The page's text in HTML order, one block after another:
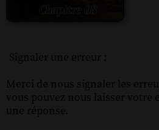
Signaler une erreur :
Merci de nous signaler les
vous pouvez nous laisser votre
une réponse.